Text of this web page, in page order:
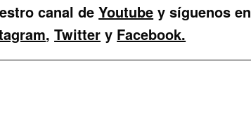
canal deYoutube y síguenos en
,Twitter y Facebook.